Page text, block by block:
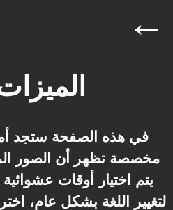
←
في هذه الصفحة ستجد
مخصصة تظهر أن الصور
يتم اختيار
أوقات عشوائية
لتغيير اللغة بشكل عام،